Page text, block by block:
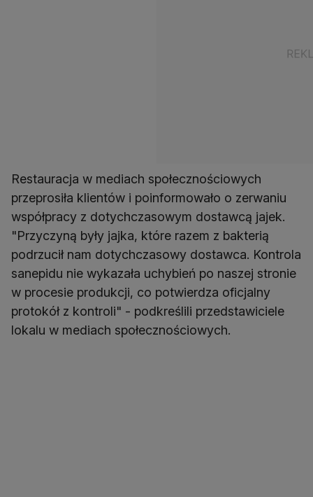
Restauracja w mediach społecznościowych
przeprosiła klientów i poinformowało o zerwaniu
współpracy z dotychczasowym dostawcą jajek.
"Przyczyną były jajka, które razem z bakterią
podrzucił nam dotychczasowy dostawca. Kontrola
sanepidu nie wykazała uchybień po naszej stronie
w procesie produkcji, co potwierdza oficjalny
protokół z kontroli" - podkreślili przedstawiciele
lokalu w mediach społecznościowych.